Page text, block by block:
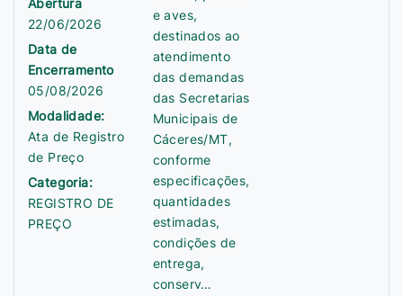
Abertura
22/06/2026
Data de
Encerramento
05/08/2026
Modalidade:
Ata de Registro
de Preço
Categoria:
REGISTRO DE
PREÇO
e aves,
destinados ao
atendimento
das demandas
das Secretarias
Municipais de
Cáceres/MT,
conforme
especificações,
quantidades
estimadas,
condições de
entrega,
conserv…